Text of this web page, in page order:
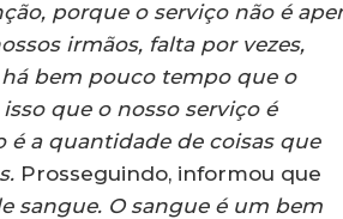
porque o serviço não é
irmãos, falta por vezes,
bem pouco tempo que o
que o nosso serviço é
a quantidade de coisas que
Prosseguindo, informou que
sangue. O sangue é um bem